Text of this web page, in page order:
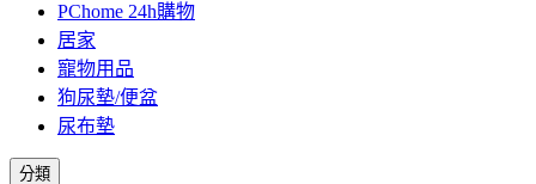
PChome 24h購物
居家
寵物用品
狗尿墊/便盆
尿布墊
分類